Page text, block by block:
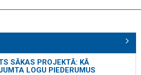
SĀKAS PROJEKTĀ: KĀ
LOGU PIEDERUMUS